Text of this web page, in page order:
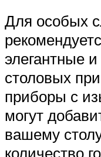
Для особых
элегантные
столовых
приборы с
могут
вашему
количество